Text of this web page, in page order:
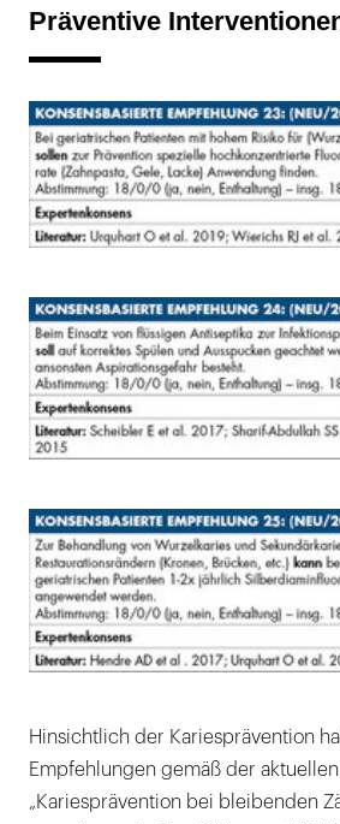
Präventive
Hinsichtlich der Kariesprävention
Empfehlungen gemäß der
„Kariesprävention bei bleibenden